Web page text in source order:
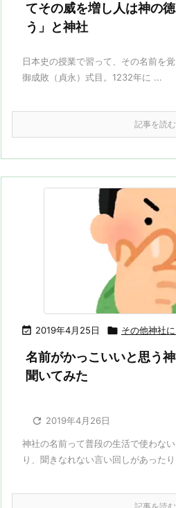
てその威を増し人は神の
う」と神社
日本史の授業で習って、その名前を
御成敗（貞永）式目。1232年に ...
記事を読む
 2019年4月25日  その他神社
名前がかっこいいと思う
聞いてみた
 2019年4月26日
神社の名前って普段の生活で使わな
り、聞きなれない言い回しがあった